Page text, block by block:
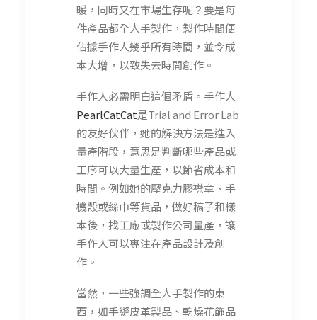
暖，同時又在市場生存呢？要是每
件產品都全人手製作，製作時間便
佔據手作人幾乎所有時間，並令成
本大增，以致失去時間創作。
手作人必需明白這個矛盾。手作人
PearlCatCat是Trial and Error Lab
的友好伙伴，她的解決方法是進入
量產階段，意思是判斷哪些產品或
工序可以大量生產，以節省成本和
時間。例如她的壓克力膠襟章、手
機殼或絲巾等貨品，做好稿子和樣
本後，找工廠或製作公司量產，讓
手作人可以專注在產品設計及創
作。
當然，一些強調全人手製作的東
西，如手縫皮革製品、乾燥花飾品